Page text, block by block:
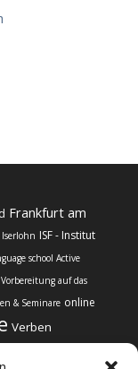
Frankfurt am
ISF - Institut
school Active
auf das
& Seminare online
Verben